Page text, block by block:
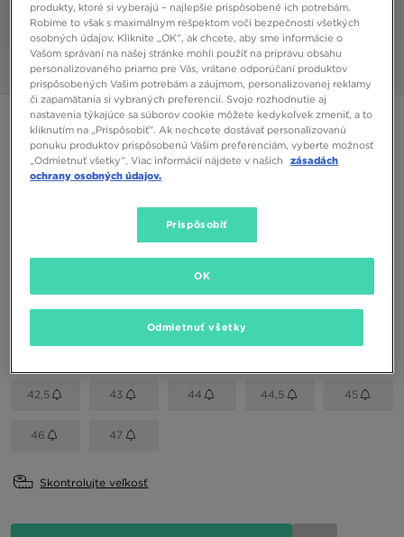
Obrázky 360°
VANS OLD SKOOL
28,00 €
42,5 43 44 44,5 45
46 47
Skontrolujte veľkosť
produkty, ktoré si vyberajú – najlepšie prispôsobené ich potrebám.
Robíme to však s maximálnym rešpektom voči bezpečnosti všetkých
osobných údajov. Kliknite „OK”, ak chcete, aby sme informácie o
Vašom správaní na našej stránke mohli použiť na prípravu obsahu
personalizovaného priamo pre Vás, vrátane odporúčaní produktov
prispôsobených Vašim potrebám a záujmom, personalizovanej reklamy
či zapamätania si vybraných preferencií. Svoje rozhodnutie aj
nastavenia týkajúce sa súborov cookie môžete kedykoľvek zmeniť, a to
kliknutím na „Prispôsobiť”. Ak nechcete dostávať personalizovanú
ponuku produktov prispôsobenú Vašim preferenciám, vyberte možnosť
„Odmietnuť všetky”. Viac informácií nájdete v našich
zásadách
ochrany osobných údajov.
Prispôsobiť
Odmietnuť všetky
OK